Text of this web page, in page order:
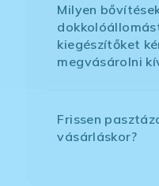
Milyen
kiegészítőket
megvásárolni
Frissen
vásárláskor?